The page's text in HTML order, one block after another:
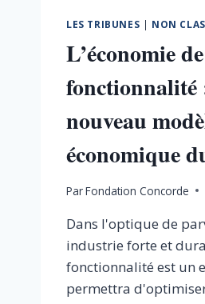
LES TRIBUNES | NON
L’économie de
fonctionnalité
nouveau
économique
ParFondation Concorde
Dans l'optique de
industrie forte et
fonctionnalité est un
permettra